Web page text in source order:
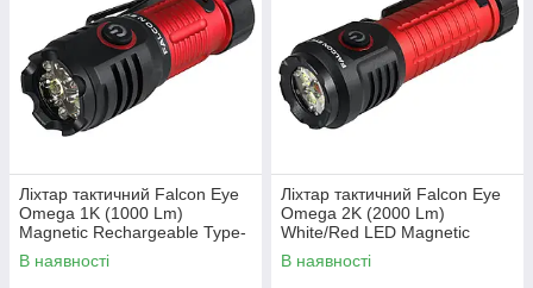
Ліхтар тактичний Falcon Eye
Omega 1K (1000 Lm)
Magnetic Rechargeable Type-
C (FHH0141)
В наявності
Ліхтар тактичний Falcon Eye
Omega 2K (2000 Lm)
White/Red LED Magnetic
Rechargeable Type-C
(FHH0142)
В наявності